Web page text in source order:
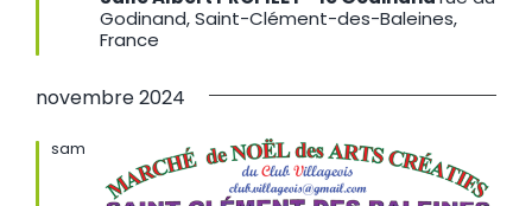
Godinand, Saint-Clément-des-Baleines,
France
novembre 2024
sam